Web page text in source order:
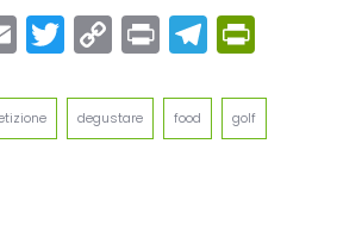
EmailTwitter
Copy
Link
Print
degustare food golf